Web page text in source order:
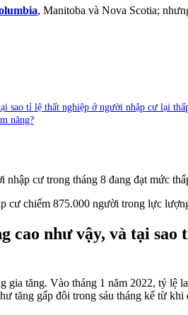
, Manitoba và Nova Scotia;
sao tỉ lệ thất nghiệp ở người nhập cư lại
năng?
nhập cư trong tháng 8 đang đạt mức
cư chiếm 875.000 người trong lực
cao như vậy, và tại
gia tăng. Vào tháng 1 năm 2022, tỷ lệ
tăng gấp đôi trong sáu tháng kể từ